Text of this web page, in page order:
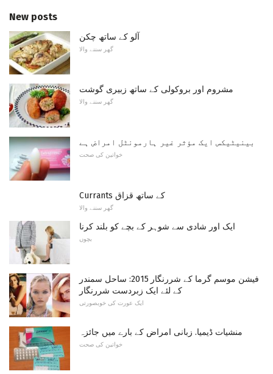
New posts
آلو کے ساتھ چکن
گھر سننے والا
مشروم اور بروکولی کے ساتھ زبیری گوشت
گھر سننے والا
بینیٹیکس ایک مؤثر غیر ہارمونٹل امراض ہے
خواتین کی صحت
Currants کے ساتھ قزاق
گھر سننے والا
ایک اور شادی سے شوہر کے بچے کو بلند کرنا
بچوں
فیشن موسم گرما کے شررنگار 2015: ساحل سمندر
کے لئے ایک زبردست شررنگار
ایک عورت کی خوبصورتی
منشیات ڈیمیا. زبانی امراض کے بارے میں جائزہ
خواتین کی صحت